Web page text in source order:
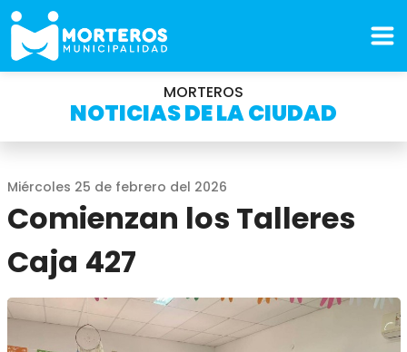
MORTEROS
NOTICIAS DE LA CIUDAD
Miércoles 25 de febrero del 2026
Comienzan los Talleres
Caja 427